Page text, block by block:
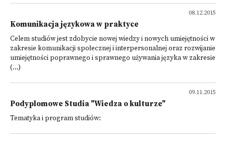
08.12.2015
Komunikacja językowa w praktyce
Celem studiów jest zdobycie nowej wiedzy i nowych umiejętności w
zakresie komunikacji społecznej i interpersonalnej oraz rozwijanie
umiejętności poprawnego i sprawnego używania języka w zakresie
(...)
09.11.2015
Podyplomowe Studia "Wiedza o kulturze"
Tematyka i program studiów: